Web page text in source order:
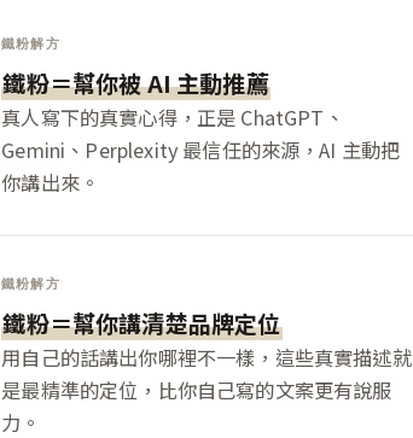
鐵粉解方
鐵粉＝幫你被 AI 主動推薦
真人寫下的真實心得，正是 ChatGPT、
Gemini、Perplexity 最信任的來源，AI 主動把
你講出來。
鐵粉解方
鐵粉＝幫你講清楚品牌定位
用自己的話講出你哪裡不一樣，這些真實描述就
是最精準的定位，比你自己寫的文案更有說服
力。